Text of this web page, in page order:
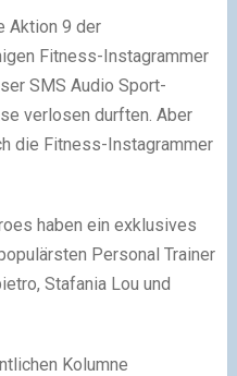
Aktion 9 der
Fitness-Instagrammer
SMS Audio Sport-
verlosen durften. Aber
die Fitness-Instagrammer
haben ein exklusives
Personal Trainer
Stafania Lou und
Kolumne